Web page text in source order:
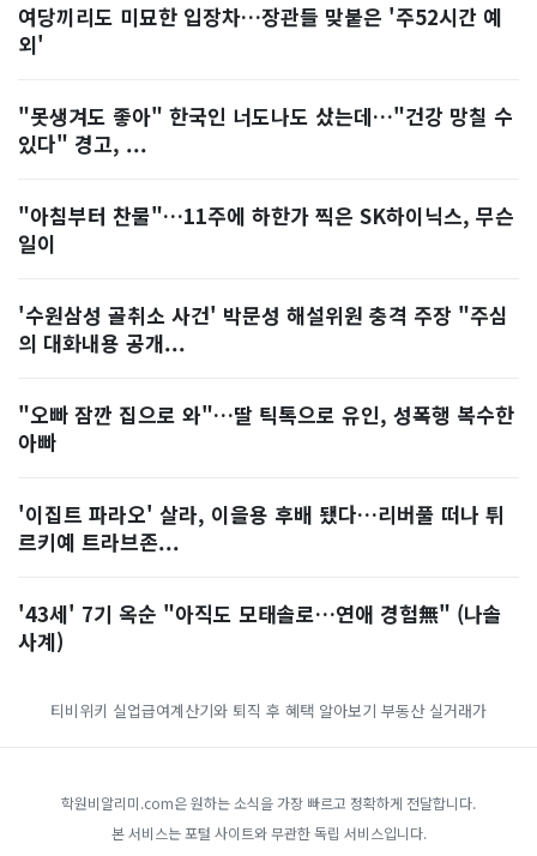
여당끼리도 미묘한 입장차…장관들 맞붙은 '주52시간 예
외'
"못생겨도 좋아" 한국인 너도나도 샀는데…"건강 망칠 수
있다" 경고, ...
"아침부터 찬물"…11주에 하한가 찍은 SK하이닉스, 무슨
일이
'수원삼성 골취소 사건' 박문성 해설위원 충격 주장 "주심
의 대화내용 공개...
"오빠 잠깐 집으로 와"…딸 틱톡으로 유인, 성폭행 복수한
아빠
'이집트 파라오' 살라, 이을용 후배 됐다…리버풀 떠나 튀
르키예 트라브존...
'43세' 7기 옥순 "아직도 모태솔로…연애 경험無" (나솔
사계)
티비위키 실업급여계산기와 퇴직 후 혜택 알아보기 부동산 실거래가
학원비알리미.com은 원하는 소식을 가장 빠르고 정확하게 전달합니다.
본 서비스는 포털 사이트와 무관한 독립 서비스입니다.